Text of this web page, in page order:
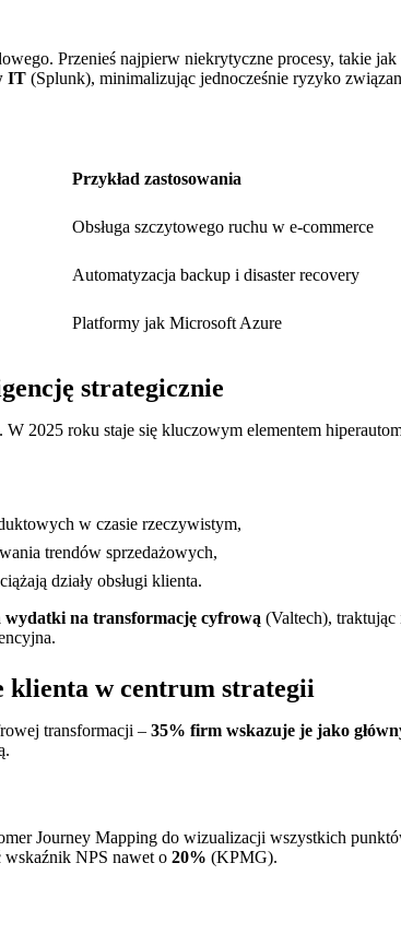
Przenieś najpierw niekrytyczne procesy, takie
IT(Splunk), minimalizując jednocześnie ryzyko
Przykład zastosowania
Obsługa szczytowego ruchu w e-commerce
Automatyzacja backup i disaster recovery
Platformy jak Microsoft Azure
strategicznie
W 2025 roku staje się kluczowym elementem
w czasie rzeczywistym,
trendów sprzedażowych,
działy obsługi klienta.
wydatki na transformację cyfrową (Valtech),
klienta w centrum strategii
transformacji – 35% firm wskazuje je jako
Journey Mapping do wizualizacji wszystkich
wskaźnik NPS nawet o 20% (KPMG).